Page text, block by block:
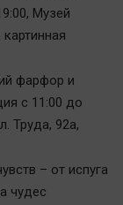
Mузей
фарфор и
с 11:00 до
Труда, 92а,
– от испуга
чудес